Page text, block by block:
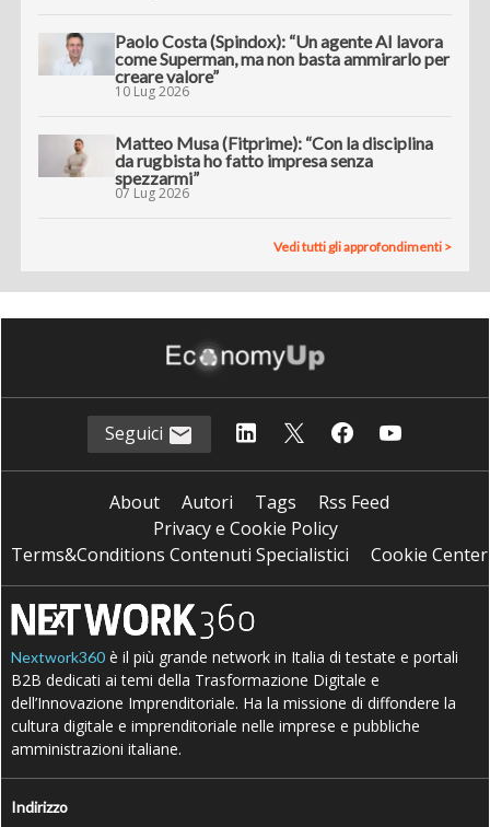
Paolo Costa (Spindox): “Un agente AI lavora
come Superman, ma non basta ammirarlo per
creare valore”
10 Lug 2026
Matteo Musa (Fitprime): “Con la disciplina
da rugbista ho fatto impresa senza
spezzarmi”
07 Lug 2026
Vedi tutti gli approfondimenti >
Seguici
About Autori Tags
Rss Feed
Privacy e Cookie Policy
Terms&Conditions Contenuti Specialistici
Cookie Center
Nextwork360 è il più grande network in Italia di testate e portali
B2B dedicati ai temi della Trasformazione Digitale e
dell’Innovazione Imprenditoriale. Ha la missione di diffondere la
cultura digitale e imprenditoriale nelle imprese e pubbliche
amministrazioni italiane.
Indirizzo